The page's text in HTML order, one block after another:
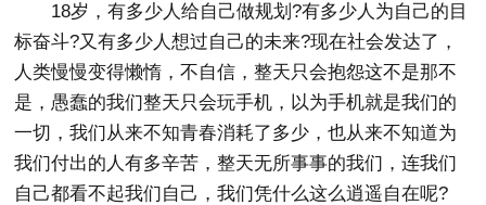
18岁，有多少人给自己做规划?有多少人为自己的目
标奋斗?又有多少人想过自己的未来?现在社会发达了，
人类慢慢变得懒惰，不自信，整天只会抱怨这不是那不
是，愚蠢的我们整天只会玩手机，以为手机就是我们的
一切，我们从来不知青春消耗了多少，也从来不知道为
我们付出的人有多辛苦，整天无所事事的我们，连我们
自己都看不起我们自己，我们凭什么这么逍遥自在呢?